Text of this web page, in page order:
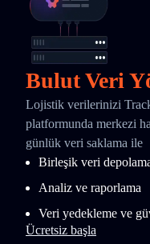
Bulut Veri
Lojistik verilerinizi
platformunda merkezi
günlük veri saklama ile
Birleşik veri
Analiz ve raporlama
Veri yedekleme ve
Ücretsiz başla